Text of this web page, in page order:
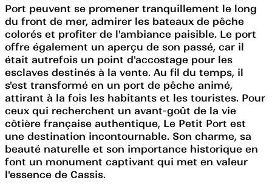
Port peuvent se promener tranquillement le long
du front de mer, admirer les bateaux de pêche
colorés et profiter de l'ambiance paisible. Le port
offre également un aperçu de son passé, car il
était autrefois un point d'accostage pour les
esclaves destinés à la vente. Au fil du temps, il
s'est transformé en un port de pêche animé,
attirant à la fois les habitants et les touristes. Pour
ceux qui recherchent un avant-goût de la vie
côtière française authentique, Le Petit Port est
une destination incontournable. Son charme, sa
beauté naturelle et son importance historique en
font un monument captivant qui met en valeur
l'essence de Cassis.